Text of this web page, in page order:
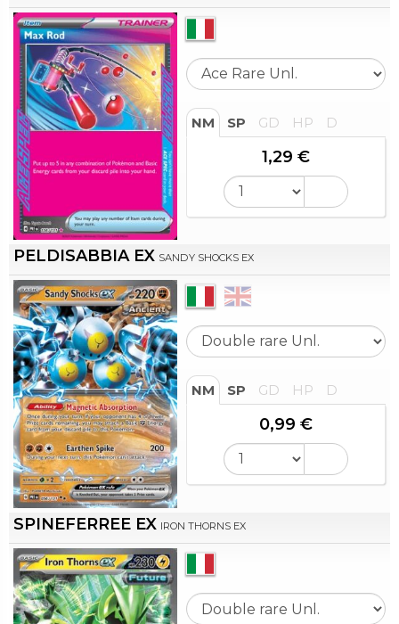
NM SP GD HP D
1,29 €
PELDISABBIA EX SANDY SHOCKS EX
NM SP GD HP D
0,99 €
SPINEFERREE EX IRON THORNS EX